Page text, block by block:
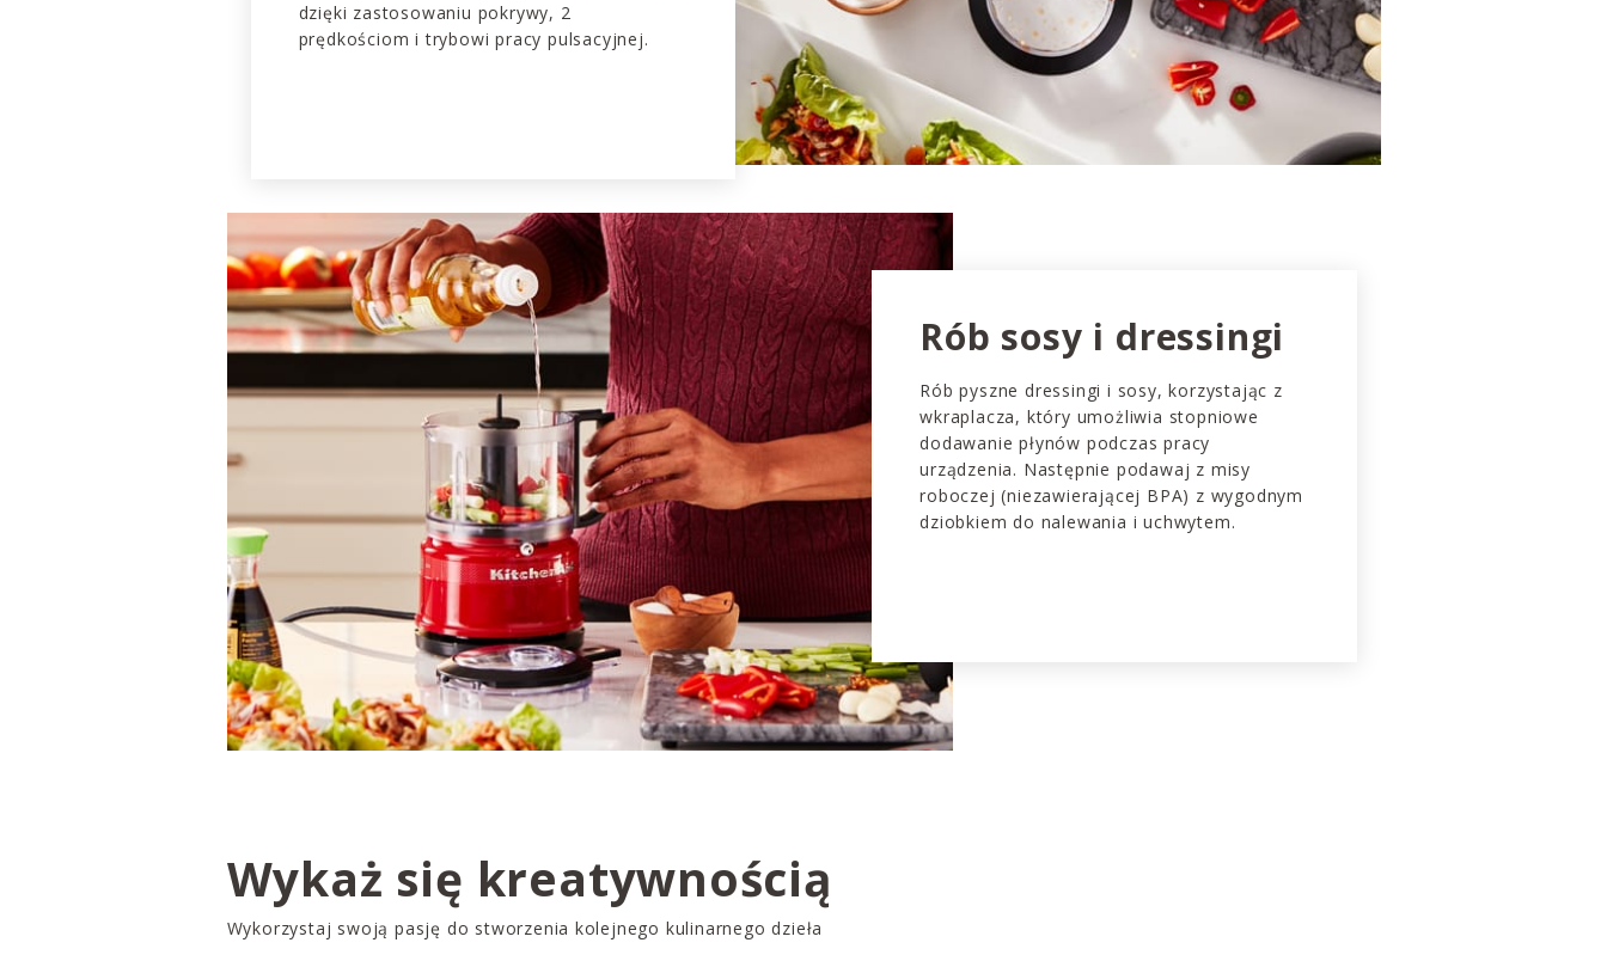
dzięki zastosowaniu pokrywy, 2
prędkościom i trybowi pracy pulsacyjnej.
Rób sosy i dressingi
Rób pyszne dressingi i sosy, korzystając z
wkraplacza, który umożliwia stopniowe
dodawanie płynów podczas pracy
urządzenia. Następnie podawaj z misy
roboczej (niezawierającej BPA) z wygodnym
dziobkiem do nalewania i uchwytem.
Wykaż się kreatywnością
Wykorzystaj swoją pasję do stworzenia kolejnego kulinarnego dzieła